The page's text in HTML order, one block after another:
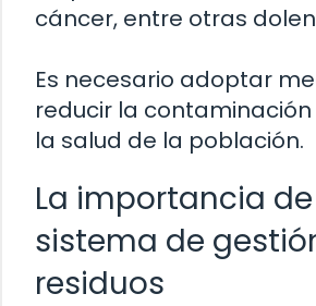
cáncer, entre otras
Es necesario adoptar
reducir la
la salud de la población.
La importancia
sistema de
residuos